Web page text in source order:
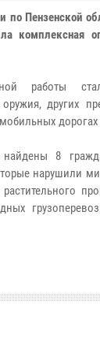
по Пензенской
комплексная
работы
оружия, других
8
нарушили
растительного